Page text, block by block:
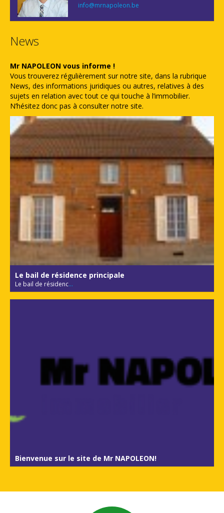
info@mrnapoleon.be
News
Mr NAPOLEON vous informe !
Vous trouverez régulièrement sur notre site, dans la rubrique
News, des informations juridiques ou autres, relatives à des
sujets en relation avec tout ce qui touche à l’immobilier.
N’hésitez donc pas à consulter notre site.
Le bail de résidence principale
Le bail de résidenc...
Bienvenue sur le site de Mr NAPOLEON!